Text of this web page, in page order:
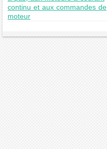
continu et aux commandes de
moteur